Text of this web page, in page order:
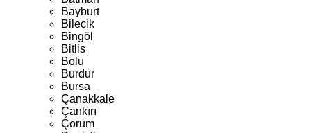
Bayburt
Bilecik
Bingöl
Bitlis
Bolu
Burdur
Bursa
Çanakkale
Çankırı
Çorum